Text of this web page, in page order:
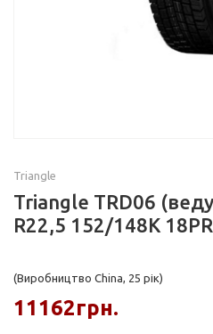
Triangle
Triangle TRD06
R22,5 152/148K 18PR
(Виробництво China, 25 рік)
11162грн.